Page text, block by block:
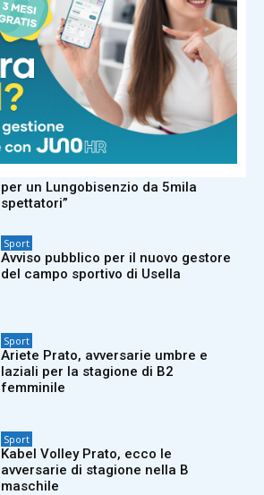
Sport
Inizia con Grosseto il campionato
dell’Ariete Prato: c’è il calendario
provvisorio
Bagno di folla per il nuovo Prato
per un Lungobisenzio da 5mila
spettatori”
Sport
Avviso pubblico per il nuovo gestore
del campo sportivo di Usella
Sport
Ariete Prato, avversarie umbre e
laziali per la stagione di B2
femminile
Sport
Kabel Volley Prato, ecco le
avversarie di stagione nella B
maschile